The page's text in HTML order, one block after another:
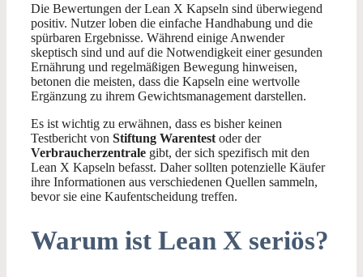
Die Bewertungen der Lean X Kapseln sind überwiegend
positiv. Nutzer loben die einfache Handhabung und die
spürbaren Ergebnisse. Während einige Anwender
skeptisch sind und auf die Notwendigkeit einer gesunden
Ernährung und regelmäßigen Bewegung hinweisen,
betonen die meisten, dass die Kapseln eine wertvolle
Ergänzung zu ihrem Gewichtsmanagement darstellen.
Es ist wichtig zu erwähnen, dass es bisher keinen
Testbericht von Stiftung Warentest oder der
Verbraucherzentrale gibt, der sich spezifisch mit den
Lean X Kapseln befasst. Daher sollten potenzielle Käufer
ihre Informationen aus verschiedenen Quellen sammeln,
bevor sie eine Kaufentscheidung treffen.
Warum ist Lean X seriös?